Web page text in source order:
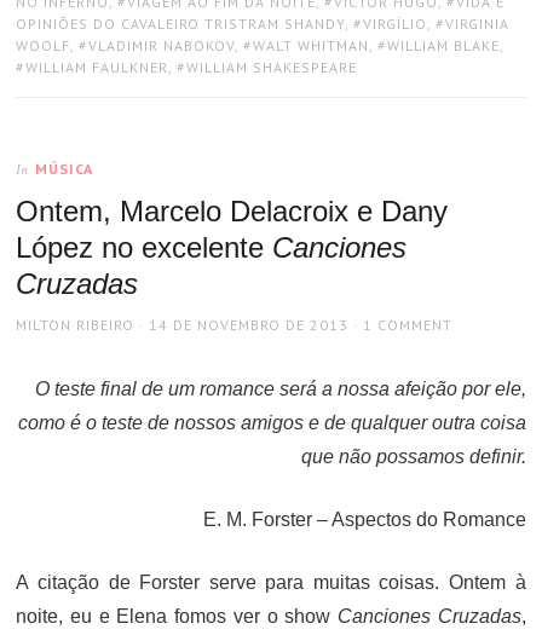
OPINIÕES DO CAVALEIRO TRISTRAM SHANDY, VIRGÍLIO , VIRGINIA
WOOLF, VLADIMIR NABOKOV, WALT WHITMAN , WILLIAM BLAKE,
WILLIAM FAULKNER, WILLIAM SHAKESPEARE
In MÚSICA
Ontem, Marcelo Delacroix e Dany
López no excelente Canciones
Cruzadas
AUTHOR
MILTON RIBEIRO
POSTED
14 DE NOVEMBRO DE 2013 1 COMMENT
O teste final de um romance será a nossa afeição por ele,
como é o teste de nossos amigos e de qualquer outra coisa
que não possamos definir.
E. M. Forster – Aspectos do Romance
A citação de Forster serve para muitas coisas. Ontem à
noite, eu e Elena fomos ver o show Canciones Cruzadas,